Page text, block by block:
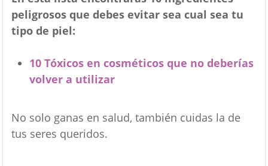
peligrosos que debes evitar sea cual sea tu
tipo de piel:
10 Tóxicos en cosméticos que no deberías
volver a utilizar
No solo ganas en salud, también cuidas la de
tus seres queridos.